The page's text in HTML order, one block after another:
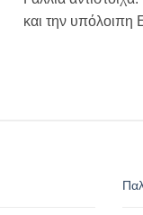
και την